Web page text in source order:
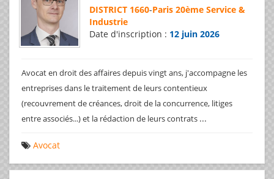
DISTRICT 1660-Paris 20ème Service &
Industrie
Date d'inscription : 12 juin 2026
Avocat en droit des affaires depuis vingt ans, j'accompagne les
entreprises dans le traitement de leurs contentieux
(recouvrement de créances, droit de la concurrence, litiges
entre associés...) et la rédaction de leurs contrats ...
Avocat